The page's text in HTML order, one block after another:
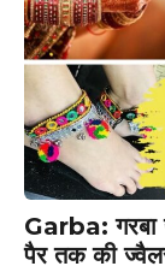
Garba: गरबा
पैर तक की